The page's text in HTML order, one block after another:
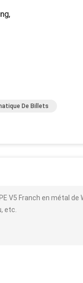
De Billets
V5 Franch en métal de
etc.